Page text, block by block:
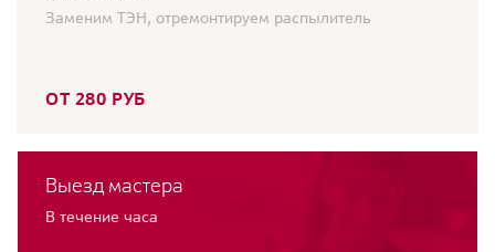
Заменим ТЭН, отремонтируем распылитель
ОТ 280 РУБ
Выезд мастера
В течение часа